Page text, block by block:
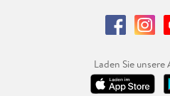
Laden Sie